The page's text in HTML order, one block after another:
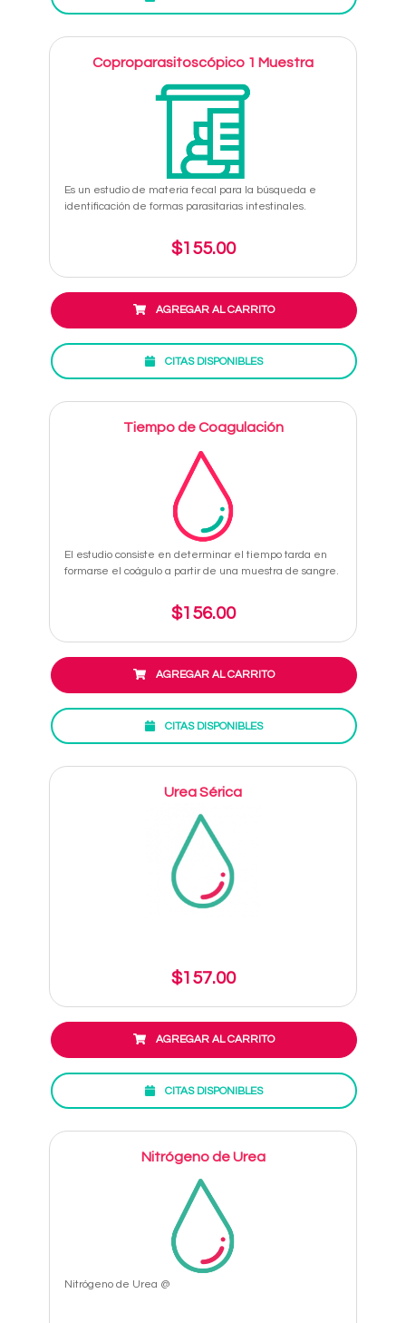
Coproparasitoscópico 1 Muestra
Es un estudio de materia fecal para la búsqueda e
identificación de formas parasitarias intestinales.
$155.00
AGREGAR AL CARRITO
CITAS DISPONIBLES
Tiempo de Coagulación
El estudio consiste en determinar el tiempo tarda en
formarse el coágulo a partir de una muestra de sangre.
$156.00
AGREGAR AL CARRITO
CITAS DISPONIBLES
Urea Sérica
$157.00
AGREGAR AL CARRITO
CITAS DISPONIBLES
Nitrógeno de Urea
Nitrógeno de Urea @